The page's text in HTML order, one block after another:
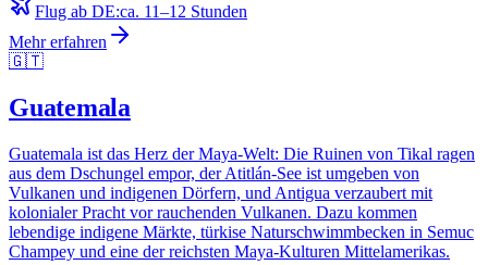
Flug ab DE:ca. 11–12 Stunden
Mehr erfahren
🇬🇹
Guatemala
Guatemala ist das Herz der Maya-Welt: Die Ruinen von Tikal ragen
aus dem Dschungel empor, der Atitlán-See ist umgeben von
Vulkanen und indigenen Dörfern, und Antigua verzaubert mit
kolonialer Pracht vor rauchenden Vulkanen. Dazu kommen
lebendige indigene Märkte, türkise Naturschwimmbecken in Semuc
Champey und eine der reichsten Maya-Kulturen Mittelamerikas.